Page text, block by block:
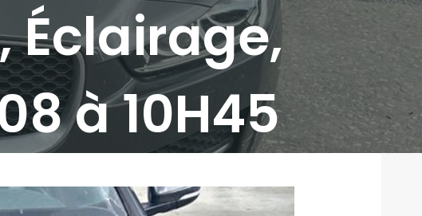
à 10H45